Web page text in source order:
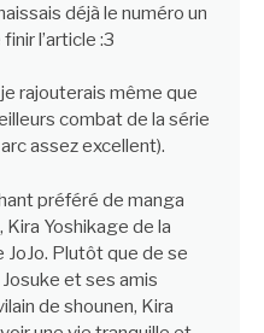
déjà le numéro un
l’article :3
rajouterais même que
combat de la série
assez excellent).
préféré de manga
Yoshikage de la
JoJo. Plutôt que de se
et ses amis
de shounen, Kira